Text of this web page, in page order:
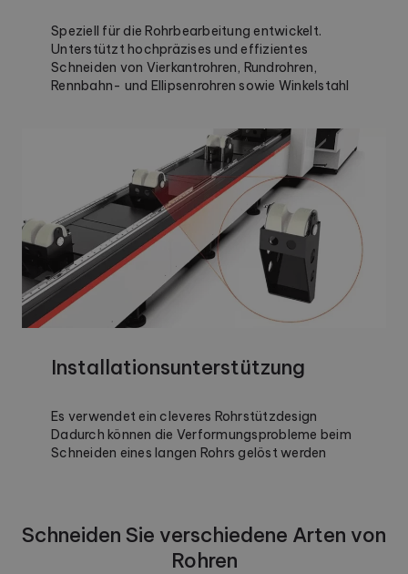
Speziell für die Rohrbearbeitung entwickelt.
Unterstützt hochpräzises und effizientes
Schneiden von Vierkantrohren, Rundrohren,
Rennbahn- und Ellipsenrohren sowie Winkelstahl
Installationsunterstützung
Es verwendet ein cleveres Rohrstützdesign
Dadurch können die Verformungsprobleme beim
Schneiden eines langen Rohrs gelöst werden
Schneiden Sie verschiedene Arten von
Rohren